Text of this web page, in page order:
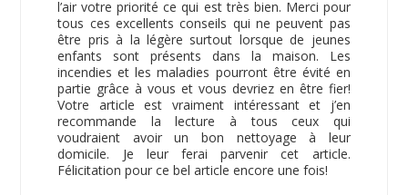
l’air votre priorité ce qui est très bien. Merci pour
tous ces excellents conseils qui ne peuvent pas
être pris à la légère surtout lorsque de jeunes
enfants sont présents dans la maison. Les
incendies et les maladies pourront être évité en
partie grâce à vous et vous devriez en être fier!
Votre article est vraiment intéressant et j’en
recommande la lecture à tous ceux qui
voudraient avoir un bon nettoyage à leur
domicile. Je leur ferai parvenir cet article.
Félicitation pour ce bel article encore une fois!